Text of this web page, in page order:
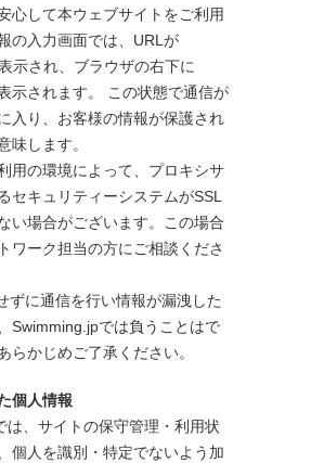
心して本ウェブサイトをご利用
の入力画面では、URLが
示され、ブラウザの右下に
示されます。 この状態で通信が
入り、お客様の情報が保護され
味します。
用の環境によって、プロキシサ
セキュリティーシステムがSSL
い場合がございます。この場合
ワーク担当の方にご相談くださ
ずに通信を行い情報が漏洩した
Swimming.jpでは負うことはで
らかじめご了承ください。
個人情報
は、サイトの保守管理・利用状
個人を識別・特定でないよう加